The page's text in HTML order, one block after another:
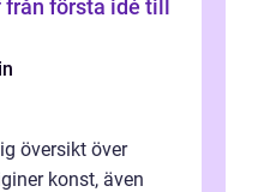
översikt över
konst, även